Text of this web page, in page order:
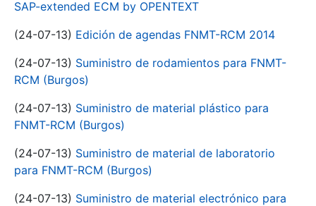
SAP-extended ECM by OPENTEXT
(24-07-13) Edición de agendas FNMT-RCM 2014
(24-07-13) Suministro de rodamientos para FNMT-
RCM (Burgos)
(24-07-13) Suministro de material plástico para
FNMT-RCM (Burgos)
(24-07-13) Suministro de material de laboratorio
para FNMT-RCM (Burgos)
(24-07-13) Suministro de material electrónico para